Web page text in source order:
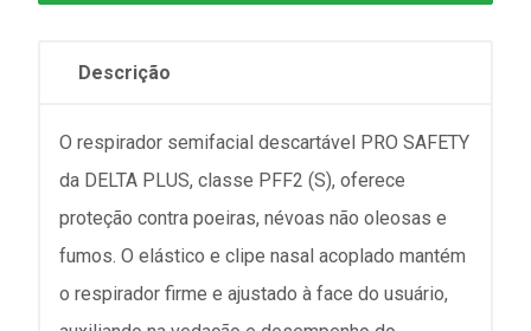
Descrição
O respirador semifacial descartável PRO SAFETY
da DELTA PLUS, classe PFF2 (S), oferece
proteção contra poeiras, névoas não oleosas e
fumos. O elástico e clipe nasal acoplado mantém
o respirador firme e ajustado à face do usuário,